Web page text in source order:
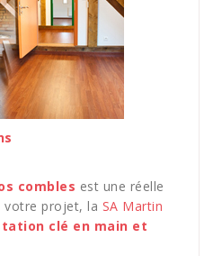
combles est une réelle
votre projet, la SA Martin
clé en main et